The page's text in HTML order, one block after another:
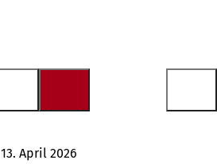
13. April 2026